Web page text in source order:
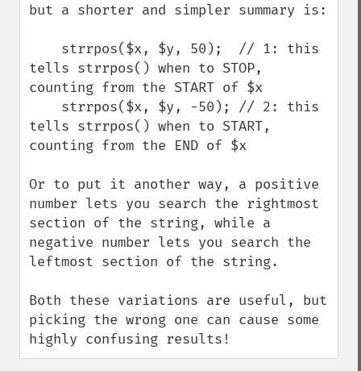
but a shorter and simpler summary is:
tells strrpos() when to STOP,
counting from the START of $x
tells strrpos() when to START,
counting from the END of $x
Or to put it another way, a positive
number lets you search the rightmost
section of the string, while a
negative number lets you search the
leftmost section of the string.
Both these variations are useful, but
picking the wrong one can cause some
highly confusing results!